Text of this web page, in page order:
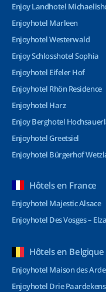
Enjoy Landhotel
Enjoyhotel Marleen
Enjoyhotel Westerwald
Enjoy Schlosshotel Sophia
Enjoyhotel Eifeler Hof
Enjoyhotel Rhön Residence
Enjoyhotel Harz
Enjoy Berghotel
Enjoyhotel Greetsiel
Enjoyhotel Bürgerhof
Hôtels en France
Enjoyhotel Majestic Alsace
Enjoyhotel Des Vosges –
Hôtels en Belgique
Enjoyhotel Maison des
Enjoyhotel Drie